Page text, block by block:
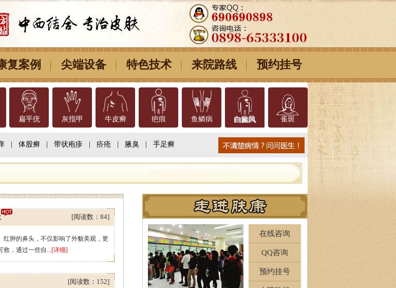
复案例 尖端设备 特色技术 来院路线 预约挂号
扁平疣 灰指甲 牛皮癣 疤痕 鱼鳞病 白癜风 雀斑
体股癣 带状疱疹 疥疮 腋臭 手足癣
[阅读数：84]
肿的鼻头，不仅影响了外貌美观，更
救，通过一些自...[详细]
[阅读数：152]
在线咨询
QQ咨询
预约挂号